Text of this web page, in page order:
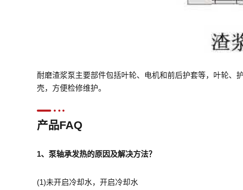
耐磨渣浆泵主要部件包括叶轮、电机和前后护套等，叶轮、
壳，方便检修维护。
产品FAQ
1、 泵轴承发热的原因及解决方法？
(1)未开启冷却水，开启冷却水